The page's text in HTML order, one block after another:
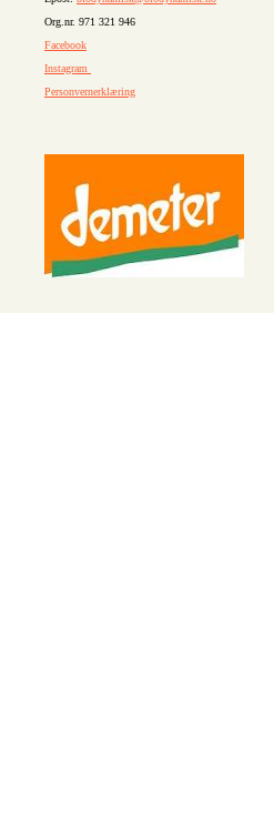
Org.nr. 971 321 946
Facebook
Instagram
Personvernerklæring